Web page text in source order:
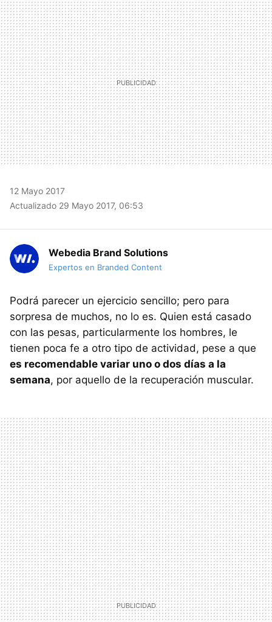
MAIL
12 Mayo 2017
Actualizado 29 Mayo 2017, 06:53
Webedia Brand Solutions
Expertos en Branded Content
Podrá parecer un ejercicio sencillo; pero para
sorpresa de muchos, no lo es. Quien está casado
con las pesas, particularmente los hombres, le
tienen poca fe a otro tipo de actividad, pese a que
es recomendable variar uno o dos días a la
semana, por aquello de la recuperación muscular.